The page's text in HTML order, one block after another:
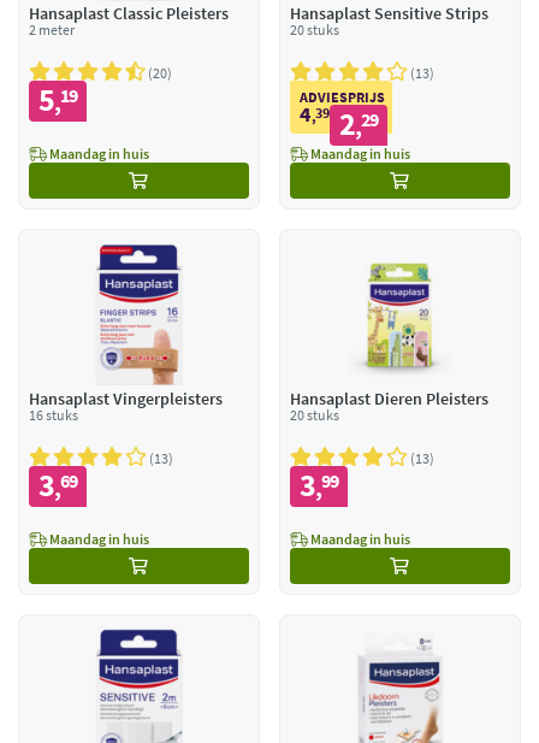
Hansaplast Classic Pleisters
2 meter
20
5,19
Maandag in huis
Hansaplast Sensitive Strips
20 stuks
13
ADVIESPRIJS
4,39 2,29
Maandag in huis
Hansaplast Vingerpleisters
16 stuks
13
3,69
Maandag in huis
Hansaplast Dieren Pleisters
20 stuks
13
3,99
Maandag in huis